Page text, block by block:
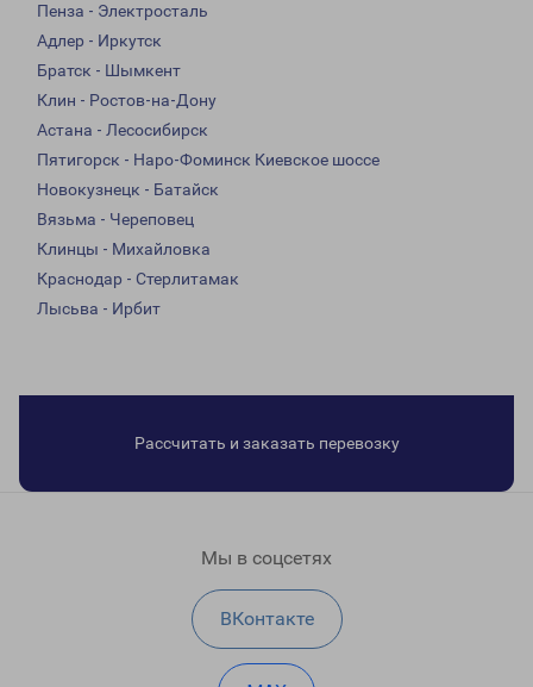
Пенза - Электросталь
Адлер - Иркутск
Братск - Шымкент
Клин - Ростов-на-Дону
Астана - Лесосибирск
Пятигорск - Наро-Фоминск Киевское шоссе
Новокузнецк - Батайск
Вязьма - Череповец
Клинцы - Михайловка
Краснодар - Стерлитамак
Лысьва - Ирбит
Рассчитать и заказать перевозку
Мы в соцсетях
ВКонтакте